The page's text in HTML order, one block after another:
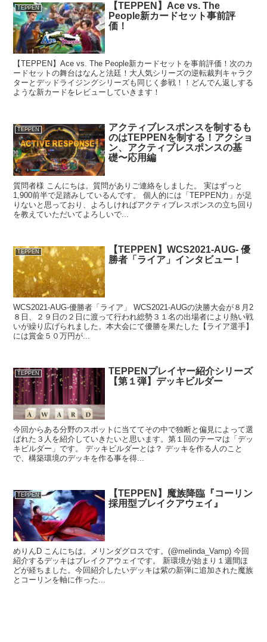
TEPPEN
【TEPPEN】Ace vs. The
People新カードセット事前評
価！
【TEPPEN】Ace vs. The People新カードセットを事前評価！次のカ
ードセットの舞台はなんと法廷！大人気シリーズの逆転裁判キャラク
ターとデッドライジングシリーズも同じく参戦！！どんでん返しする
ような新カードをレビューしていきます！
TEPPEN
アクティブレスポンスを制するも
のはTEPPENを制する！アクショ
ン、アクティブレスポンスの基
礎〜応用編
質問者様 こんにちは。質問がありご連絡をしました。 実はずっと
1,900前半で足踏みしているんです。 個人的には「TEPPEN力」が足
りないと思っており、よろしければアクティブレスポンスの立ち回り
を教えていただいてよろしいで...
TEPPEN
【TEPPEN】WCS2021-AUG- 優
勝者「ライア」インタビュー！
WCS2021-AUG-優勝者「ライア」 WCS2021-AUGの決勝大会が８月2
８日、２９日の２日に渡って行われ総勢３１名の出場者により熱い戦
いが繰り広げられました。本大会にて優勝を果たした【ライア選手】
には賞金５０万円が...
TEPPEN
TEPPENプレイヤー紹介シリーズ
【第１弾】デッキビルダー
今回からある分野のスポットに当ててその中で独断と偏見によって選
ばれた３人を紹介していきたいと思います。第１回のテーマは「デッ
キビルダー」です。 デッキビルダーとは？ デッキを作る人のこと
で、構築環境のデッキを作る事を得...
TEPPEN
【TEPPEN】魔族降臨『コーリン
採用型ブレイクアウェイ』
めりんD こんにちは。メリンダグロスです。(@melinda_Vamp) 今回
紹介するデッキはブレイクアウェイです。 新環境が始まり１週間ほ
どが経ちました。今回紹介したいデッキは紫の新弾に追加された魔族
とコーリンを軸に作った...